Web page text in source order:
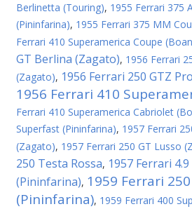
Berlinetta (Touring), 1955 Ferrari 375
(Pininfarina), 1955 Ferrari 375 MM
Ferrari 410 Superamerica Coupe
GT Berlina (Zagato), 1956 Ferrari
(Zagato), 1956 Ferrari 250 GTZ
1956 Ferrari 410
Ferrari 410 Superamerica Cabriolet
Superfast (Pininfarina), 1957 Ferrari
(Zagato), 1957 Ferrari 250 GT Lusso
250 Testa Rossa, 1957 Ferrari
(Pininfarina), 1959 Ferrari 250
(Pininfarina), 1959 Ferrari 400